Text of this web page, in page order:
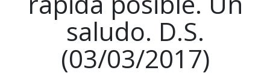
saludo. D.S.
(03/03/2017)